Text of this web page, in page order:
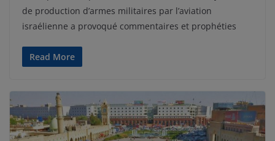
de production d’armes militaires par l’aviation
israélienne a provoqué commentaires et prophéties
Read More